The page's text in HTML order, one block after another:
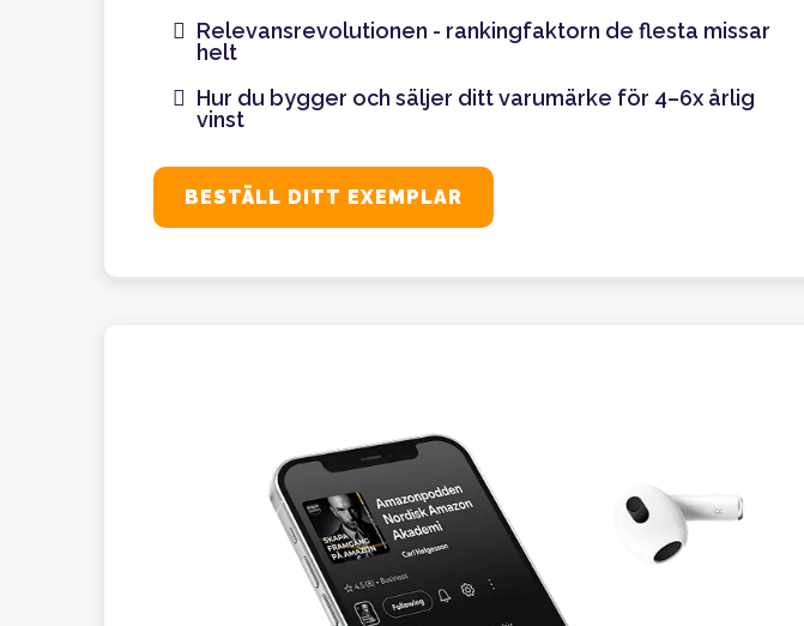
Relevansrevolutionen - rankingfaktorn de flesta missar
helt
Hur du bygger och säljer ditt varumärke för 4–6x årlig
vinst
BESTÄLL DITT EXEMPLAR